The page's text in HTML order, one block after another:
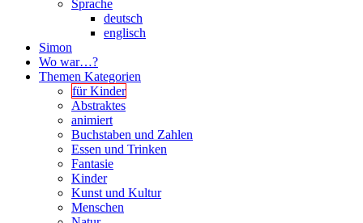
Sprache
deutsch
englisch
Simon
Wo war…?
Themen Kategorien
für Kinder
Abstraktes
animiert
Buchstaben und Zahlen
Essen und Trinken
Fantasie
Kinder
Kunst und Kultur
Menschen